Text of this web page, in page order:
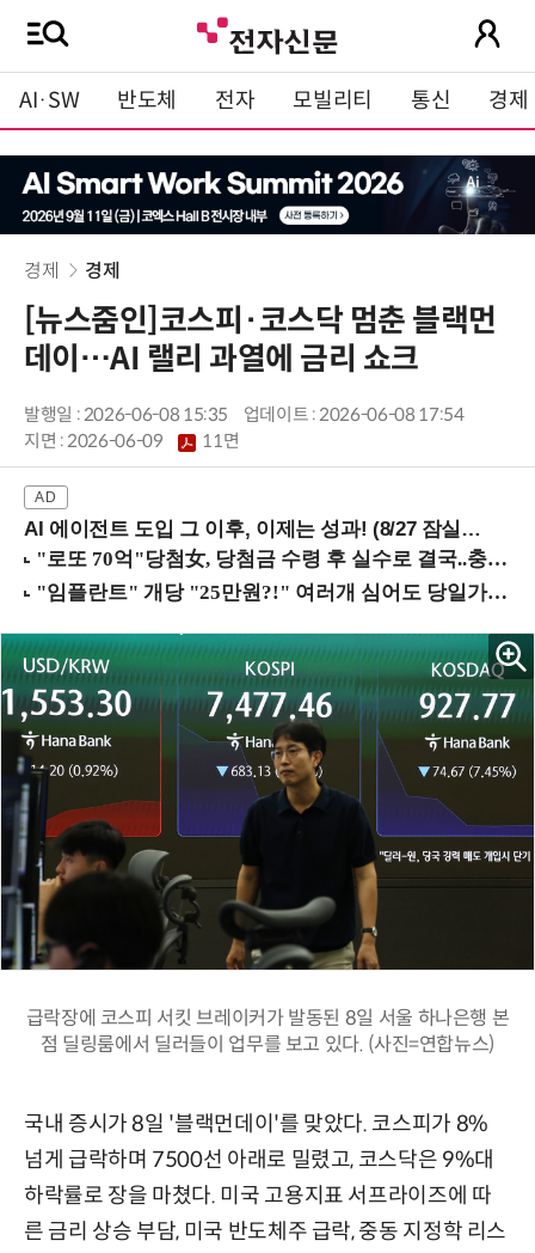
AI·SW 반도체 전자 모빌리티 통신 경제
경제 경제
[뉴스줌인]코스피·코스닥 멈춘 블랙먼
데이…AI 랠리 과열에 금리 쇼크
발행일 : 2026-06-08 15:35
업데이트 : 2026-06-08 17:54
지면 :2026-06-09 11면
AI 에이전트 도입 그 이후, 이제는 성과! (8/27 잠실역)
급락장에 코스피 서킷 브레이커가 발동된 8일 서울 하나은행 본
점 딜링룸에서 딜러들이 업무를 보고 있다. (사진=연합뉴스)
국내 증시가 8일 '블랙먼데이'를 맞았다. 코스피가 8%
넘게 급락하며 7500선 아래로 밀렸고, 코스닥은 9%대
하락률로 장을 마쳤다. 미국 고용지표 서프라이즈에 따
른 금리 상승 부담, 미국 반도체주 급락, 중동 지정학 리스